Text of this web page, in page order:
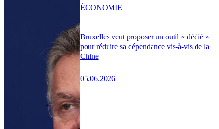
Bruxelles veut proposer un outil « dédié »
pour réduire sa dépendance vis-à-vis de la
Chine
05.06.2026
ÉCONOMIE